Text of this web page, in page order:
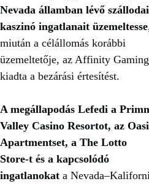
Nevada államban lévő
kaszinó ingatlanait üzemeltesse,
miután a célállomás korábbi
üzemeltetője, az Affinity Gaming
kiadta a bezárási értesítést.
A megállapodás Lefedi a
Valley Casino Resortot, az
Apartmentset, a The Lotto
Store-t és a kapcsolódó
ingatlanokat a